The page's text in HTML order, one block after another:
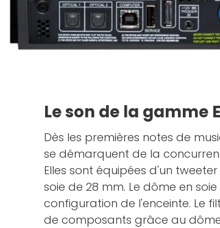
Le son de la gamme
Dès les premières notes de
se démarquent de la
Elles sont équipées d'un
soie de 28 mm. Le dôme en
configuration de l'enceinte. Le
de composants grâce au